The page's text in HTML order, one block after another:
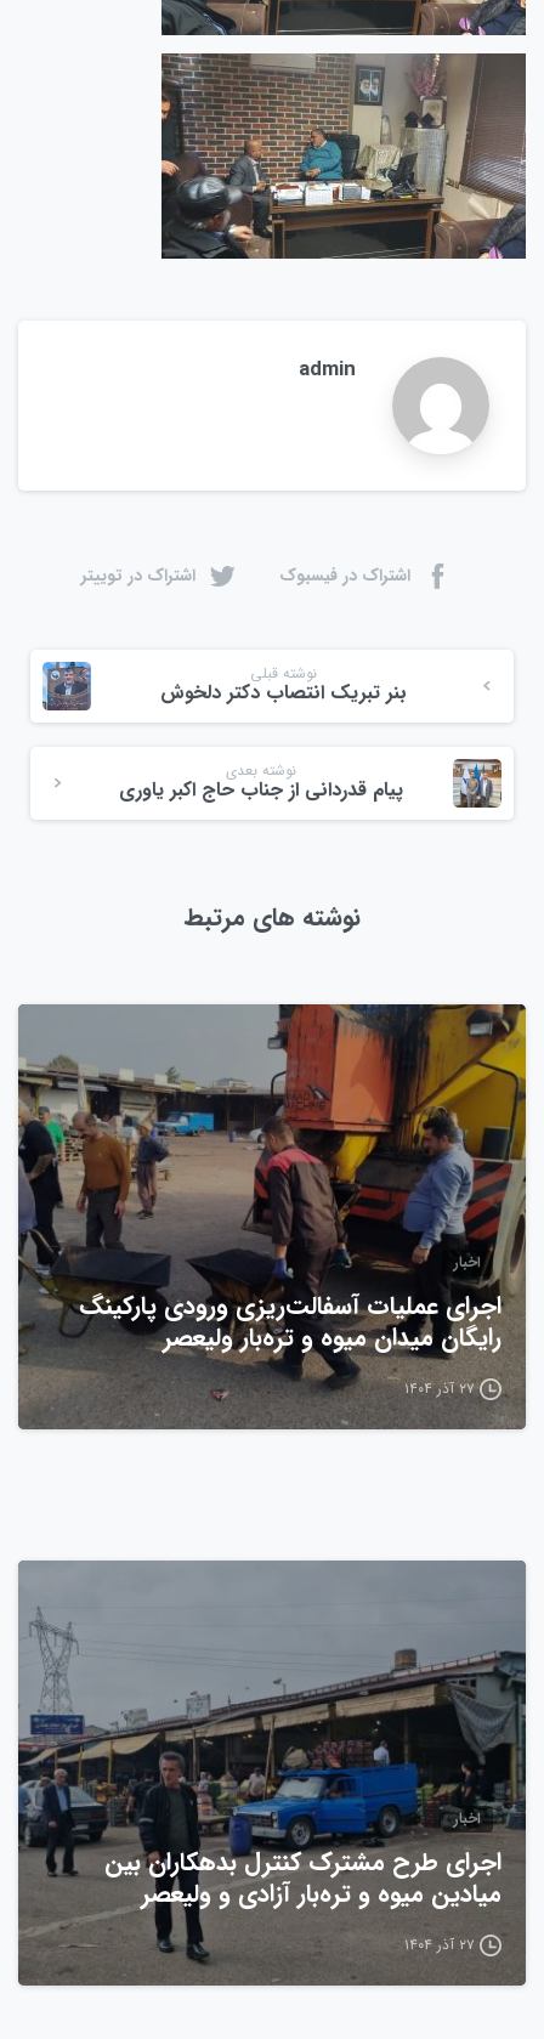
admin
اشتراک در فیسبوک اشتراک در توییتر
نوشته قبلی
بنر تبریک انتصاب دکتر دلخوش
نوشته بعدی
پیام قدردانی از جناب حاج اکبر یاوری
نوشته های مرتبط
اخبار
اجرای عملیات آسفالت‌ریزی ورودی پارکینگ
رایگان میدان میوه و تره‌بار ولیعصر
۲۷ آذر ۱۴۰۴
اخبار
اجرای طرح مشترک کنترل بدهکاران بین
میادین میوه و تره‌بار آزادی و ولیعصر
۲۷ آذر ۱۴۰۴